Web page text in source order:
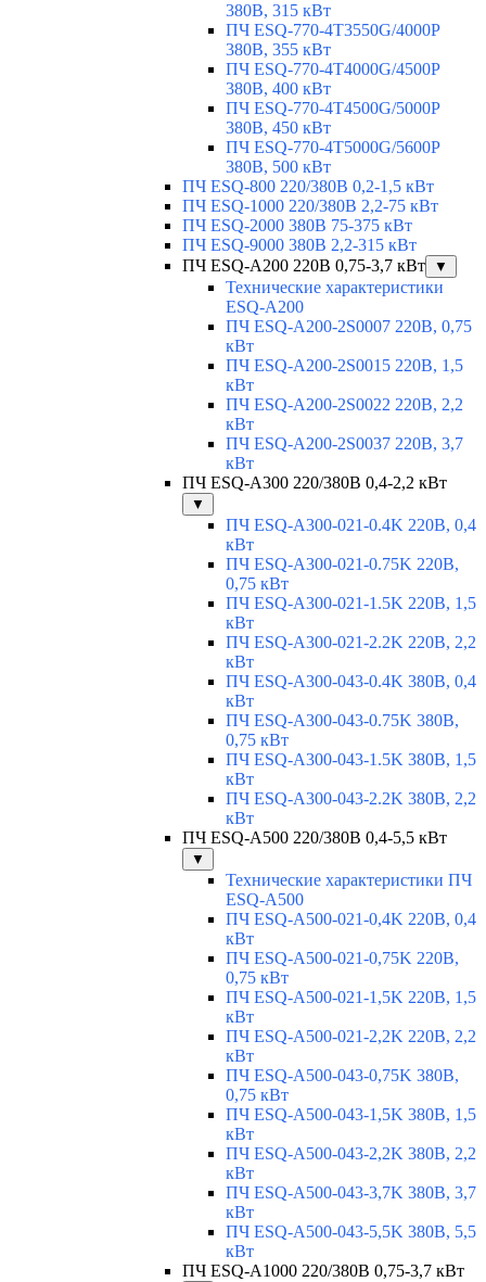
380В, 315 кВт
ПЧ ESQ-770-4T3550G/4000P
380В, 355 кВт
ПЧ ESQ-770-4T4000G/4500P
380В, 400 кВт
ПЧ ESQ-770-4T4500G/5000P
380В, 450 кВт
ПЧ ESQ-770-4T5000G/5600P
380В, 500 кВт
ПЧ ESQ-800 220/380В 0,2-1,5 кВт
ПЧ ESQ-1000 220/380В 2,2-75 кВт
ПЧ ESQ-2000 380В 75-375 кВт
ПЧ ESQ-9000 380В 2,2-315 кВт
ПЧ ESQ-A200 220В 0,75-3,7 кВт
▼
Технические характеристики
ESQ-A200
ПЧ ESQ-A200-2S0007 220В, 0,75
кВт
ПЧ ESQ-A200-2S0015 220В, 1,5
кВт
ПЧ ESQ-A200-2S0022 220В, 2,2
кВт
ПЧ ESQ-A200-2S0037 220В, 3,7
кВт
ПЧ ESQ-A300 220/380В 0,4-2,2 кВт
▼
ПЧ ESQ-A300-021-0.4K 220В, 0,4
кВт
ПЧ ESQ-A300-021-0.75K 220В,
0,75 кВт
ПЧ ESQ-A300-021-1.5K 220В, 1,5
кВт
ПЧ ESQ-A300-021-2.2K 220В, 2,2
кВт
ПЧ ESQ-A300-043-0.4K 380В, 0,4
кВт
ПЧ ESQ-A300-043-0.75K 380В,
0,75 кВт
ПЧ ESQ-A300-043-1.5K 380В, 1,5
кВт
ПЧ ESQ-A300-043-2.2K 380В, 2,2
кВт
ПЧ ESQ-A500 220/380В 0,4-5,5 кВт
▼
Технические характеристики ПЧ
ESQ-A500
ПЧ ESQ-A500-021-0,4K 220В, 0,4
кВт
ПЧ ESQ-A500-021-0,75K 220В,
0,75 кВт
ПЧ ESQ-A500-021-1,5K 220В, 1,5
кВт
ПЧ ESQ-A500-021-2,2K 220В, 2,2
кВт
ПЧ ESQ-A500-043-0,75K 380В,
0,75 кВт
ПЧ ESQ-A500-043-1,5K 380В, 1,5
кВт
ПЧ ESQ-A500-043-2,2K 380В, 2,2
кВт
ПЧ ESQ-A500-043-3,7K 380В, 3,7
кВт
ПЧ ESQ-A500-043-5,5K 380В, 5,5
кВт
ПЧ ESQ-A1000 220/380В 0,75-3,7 кВт